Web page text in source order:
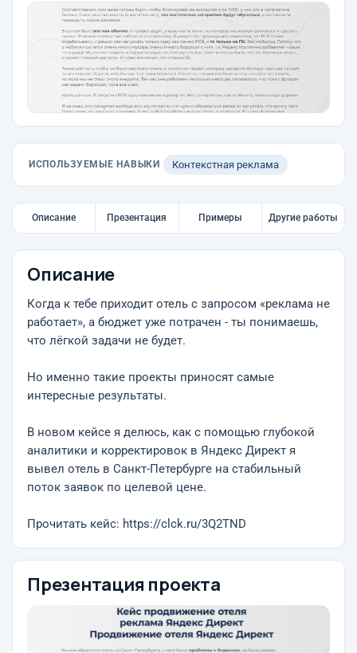
ИСПОЛЬЗУЕМЫЕ НАВЫКИ Контекстная реклама
Описание Презентация Примеры Другие работы
Описание
Когда к тебе приходит отель с запросом «реклама не
работает», а бюджет уже потрачен - ты понимаешь,
что лёгкой задачи не будет.
Но именно такие проекты приносят самые
интересные результаты.
В новом кейсе я делюсь, как с помощью глубокой
аналитики и корректировок в Яндекс Директ я
вывел отель в Санкт-Петербурге на стабильный
поток заявок по целевой цене.
Прочитать кейс: https://clck.ru/3Q2TND
Презентация проекта